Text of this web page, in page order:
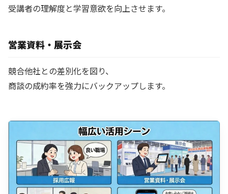
受講者の理解度と学習意欲を向上させます。
営業資料・展示会
競合他社との差別化を図り、
商談の成約率を強力にバックアップします。